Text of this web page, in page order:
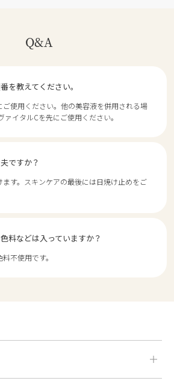
Q&A
を教えてください。
使用ください。他の美容液を併用される場
イタルCを先にご使用ください。
ですか？
す。スキンケアの最後には日焼け止めをご
料などは入っていますか？
不使用です。